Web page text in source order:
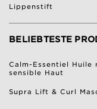
Lippenstift
BELIEBTESTE
Calm-Essentiel
sensible Haut
Supra Lift & Curl